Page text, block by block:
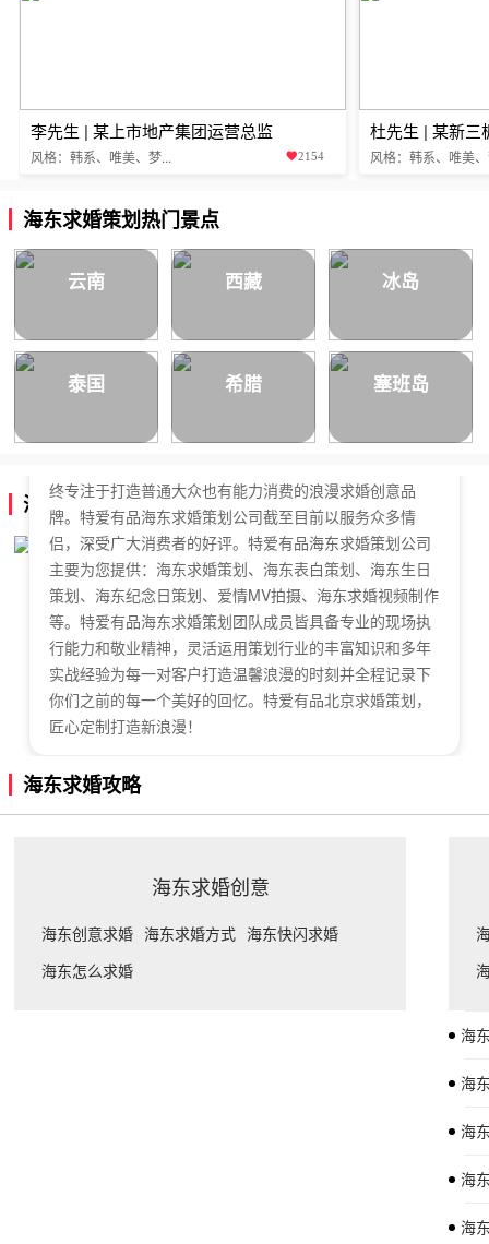
李先生 | 某上市地产集团运营总监
风格：韩系、唯美、梦... 2154
杜先生 | 某新三
风格：韩系、唯美
海东求婚策划热门景点
云南 西藏 冰岛
泰国 希腊 塞班岛
海东求婚策划公司简介
特爱有品海东求婚策划公司，于2018年正式成立，是国内
终专注于打造普通大众也有能力消费的浪漫求婚创意品
牌。特爱有品海东求婚策划公司截至目前以服务众多情
侣，深受广大消费者的好评。特爱有品海东求婚策划公司
主要为您提供：海东求婚策划、海东表白策划、海东生日
策划、海东纪念日策划、爱情MV拍摄、海东求婚视频制作
等。特爱有品海东求婚策划团队成员皆具备专业的现场执
行能力和敬业精神，灵活运用策划行业的丰富知识和多年
实战经验为每一对客户打造温馨浪漫的时刻并全程记录下
你们之前的每一个美好的回忆。特爱有品北京求婚策划，
匠心定制打造新浪漫！
海东求婚攻略
海东求婚创意
海东创意求婚 海东求婚方式 海东快闪求婚
海东怎么求婚
海
海
海
海
海